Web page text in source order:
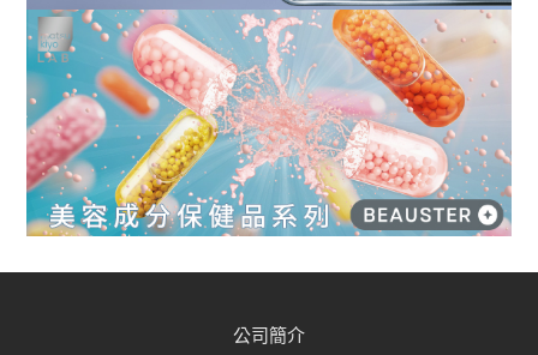
公司簡介